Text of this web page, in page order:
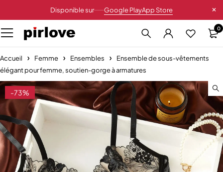
Disponible sur Google PlayApp Store
0
Accueil Femme Ensembles
Ensemble de sous-vêtements
élégant pour femme, soutien-gorge à armatures
-73%